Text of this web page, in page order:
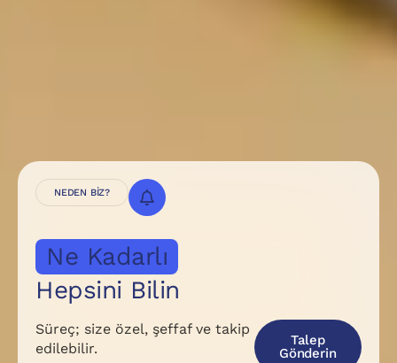
NEDEN BIZ?
Ne Kadarlı
Hepsini Bilin
Süreç; size özel, şeffaf ve takip
edilebilir.
Talep
Gönderin